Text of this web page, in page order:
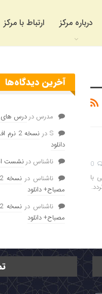
درباره مرکز ارتباط با مرکز
با
آخرین دیدگاه‌ها
مدرس در درس های
Sدر
نسخه
دانلود
ناشناس در نشست
ناشناس در
مصباح+ دانلود
ناشناس در
مصباح+ دانلود